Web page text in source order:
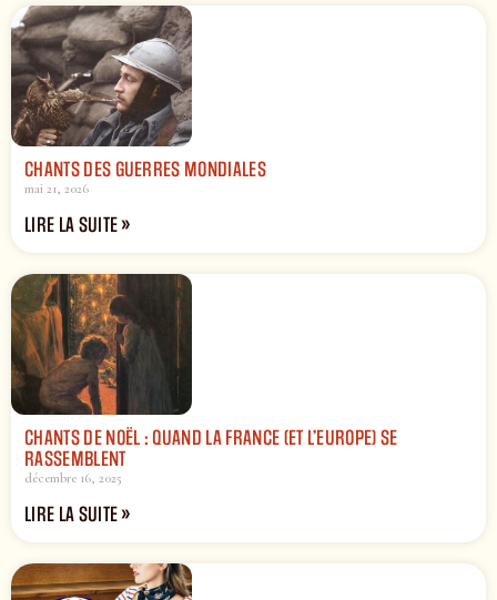
CHANTS DES GUERRES MONDIALES
mai 21, 2026
LIRE LA SUITE »
CHANTS DE NOËL : QUAND LA FRANCE (ET L’EUROPE) SE
RASSEMBLENT
décembre 16, 2025
LIRE LA SUITE »